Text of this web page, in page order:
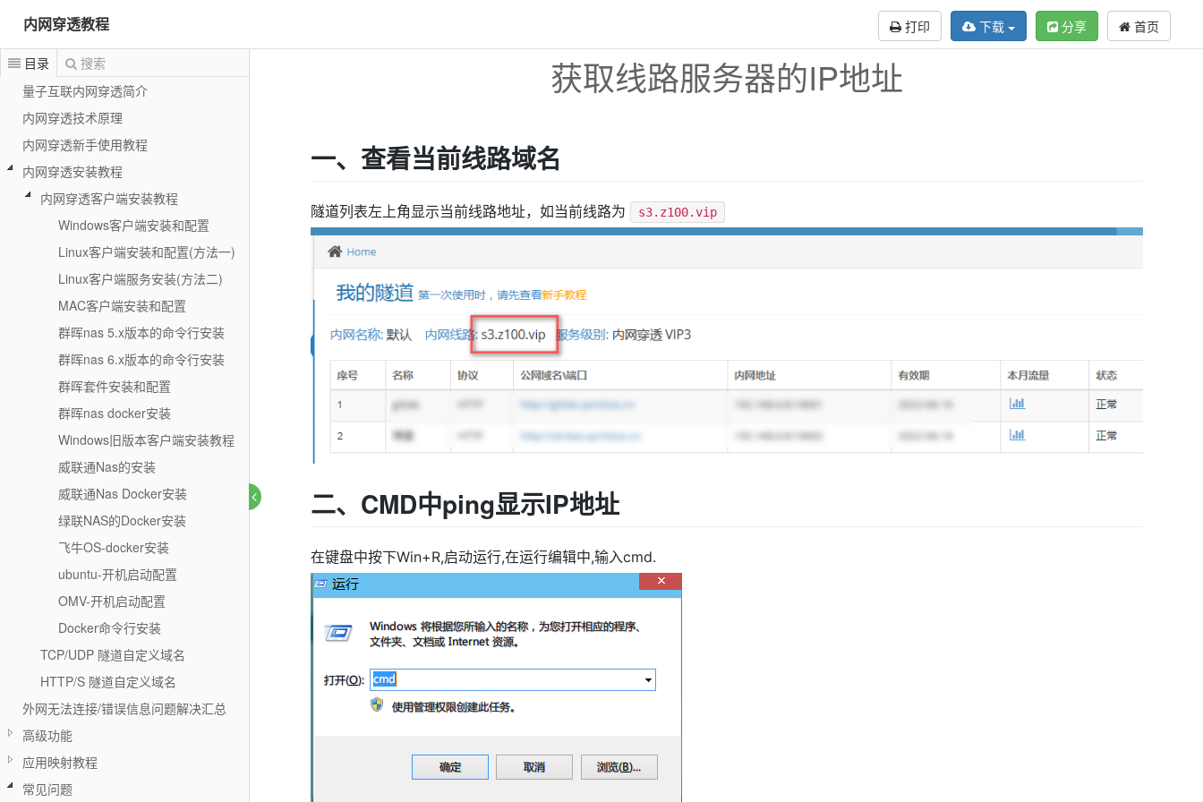
内网穿透教程 打印 首页
分享
下载
目录
搜索
量子互联内网穿透简介
内网穿透技术原理
内网穿透新手使用教程
内网穿透安装教程
内网穿透客户端安装教程
Windows客户端安装和配置
Linux客户端安装和配置(方法一)
Linux客户端服务安装(方法二)
MAC客户端安装和配置
群晖nas 5.x版本的命令行安装
群晖nas 6.x版本的命令行安装
群晖套件安装和配置
群晖nas docker安装
Windows旧版本客户端安装教程
威联通Nas的安装
威联通Nas Docker安装
绿联NAS的Docker安装
飞牛OS-docker安装
ubuntu-开机启动配置
OMV-开机启动配置
Docker命令行安装
TCP/UDP 隧道自定义域名
HTTP/S 隧道自定义域名
外网无法连接/错误信息问题解决汇总
高级功能
应用映射教程
常见问题
获取线路服务器的IP地址
一、查看当前线路域名
隧道列表左上角显示当前线路地址，如当前线路为 s3.z100.vip
二、CMD中ping显示IP地址
在键盘中按下Win+R,启动运行,在运行编辑中,输入cmd.